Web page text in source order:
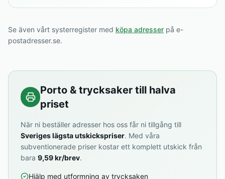
Se även vårt systerregister med köpa adresser på e-
postadresser.se.
Porto & trycksaker till halva
priset
När ni beställer adresser hos oss får ni tillgång till
Sveriges lägsta utskickspriser. Med våra
subventionerade priser kostar ett komplett utskick från
bara 9,59 kr/brev.
Hjälp med utformning av trycksaken